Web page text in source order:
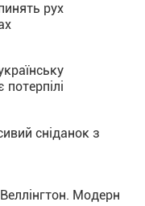
рух
потерпілі
сніданок з
Модерн